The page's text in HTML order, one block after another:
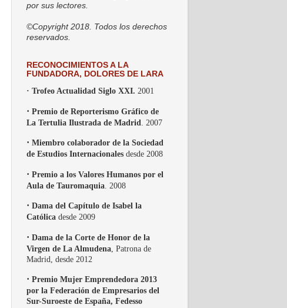
por sus lectores.
©Copyright 2018. Todos los derechos
reservados.
RECONOCIMIENTOS A LA
FUNDADORA, DOLORES DE LARA
· Trofeo Actualidad Siglo XXI. 2001
· Premio de Reporterismo Gráfico de
La Tertulia Ilustrada de Madrid . 2007
· Miembro colaborador de la Sociedad
de Estudios Internacionales desde 2008
· Premio a los Valores Humanos por el
Aula de Tauromaquia . 2008
· Dama del Capítulo de Isabel la
Católica desde 2009
· Dama de la Corte de Honor de la
Virgen de La Almudena , Patrona de
Madrid, desde 2012
· Premio Mujer Emprendedora 2013
por la Federación de Empresarios del
Sur-Suroeste de España, Fedesso